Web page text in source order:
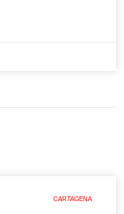
CARTAGENA